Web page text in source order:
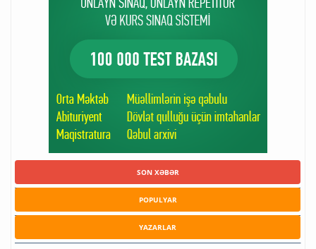
SON XƏBƏR
POPULYAR
YAZARLAR